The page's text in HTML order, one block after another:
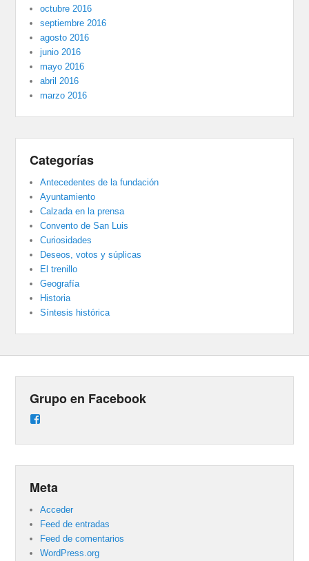
octubre 2016
septiembre 2016
agosto 2016
junio 2016
mayo 2016
abril 2016
marzo 2016
Categorías
Antecedentes de la fundación
Ayuntamiento
Calzada en la prensa
Convento de San Luis
Curiosidades
Deseos, votos y súplicas
El trenillo
Geografía
Historia
Síntesis histórica
Grupo en Facebook
Meta
Acceder
Feed de entradas
Feed de comentarios
WordPress.org